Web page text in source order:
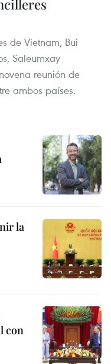
de Vietnam, Bui
Saleumxay
reunión de
ambos países.
la
con